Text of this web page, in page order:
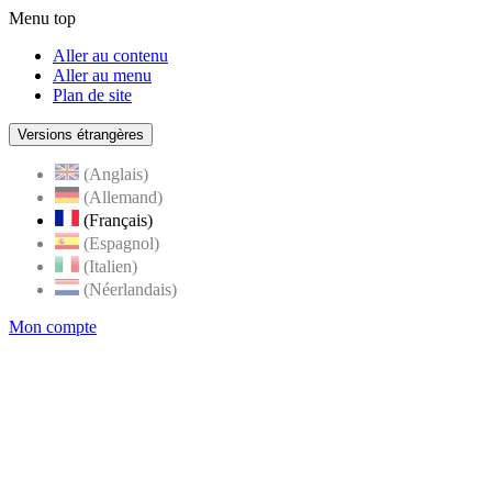
Menu top
Aller au contenu
Aller au menu
Plan de site
Versions étrangères
(Anglais)
(Allemand)
(Français)
(Espagnol)
(Italien)
(Néerlandais)
Mon compte